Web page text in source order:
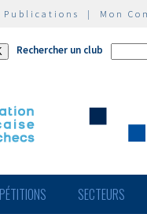
Publications | Mon
Rechercher un club
SECTEURS